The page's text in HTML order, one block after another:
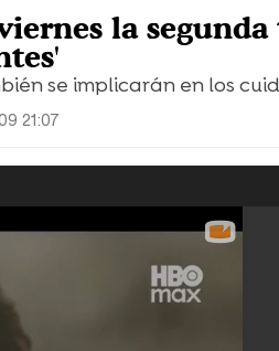
la
se implicarán en los
21:07